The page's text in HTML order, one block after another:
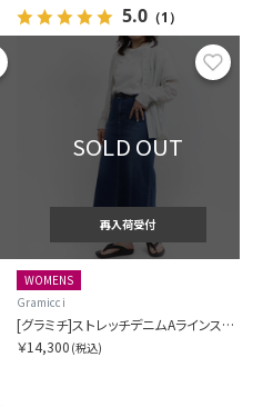
5.0（1）
お気に入り
SOLD OUT
再入荷受付
WOMENS
Gramicci
[グラミチ]ストレッチデニムAラインスカート
￥14,300 (税込)